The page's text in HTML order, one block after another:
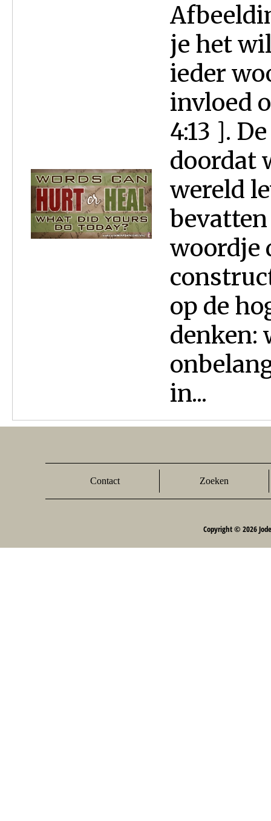
je het
ieder
invloed
4:13 ].
doordat
wereld
woordje
op de
denken:
in...
Contact Zoeken
Copyright © 2026